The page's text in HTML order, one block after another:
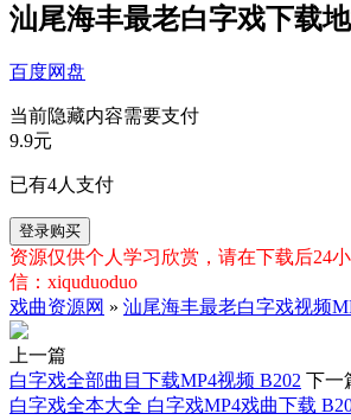
汕尾海丰最老白字戏下载
百度网盘
当前隐藏内容需要支付
9.9元
已有4人支付
登录购买
资源仅供个人学习欣赏，请在下载后24
信：xiquduoduo
戏曲资源网 » 汕尾海丰最老白字戏视频
上一篇
白字戏全部曲目下载MP4视频 B202 下一
白字戏全本大全 白字戏MP4戏曲下载